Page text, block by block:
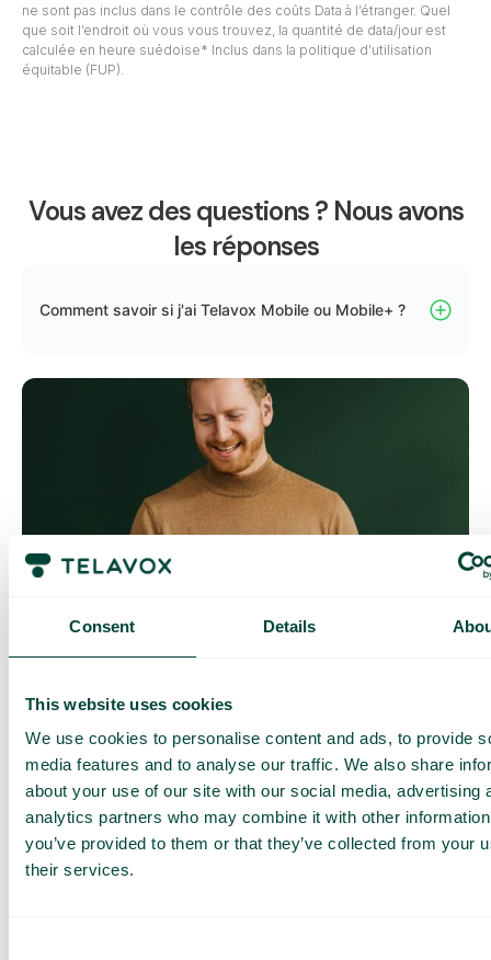
Consent Details
This website uses cookies
We use cookies to personalise content and ads, to provide
media features and to analyse our traffic. We also share
about your use of our site with our social media, advertising
analytics partners who may combine it with other
you’ve provided to them or that they’ve collected from your
their services.
ne sont pas inclus dans le contrôle des coûts Data à l’étranger. Quel
que soit l’endroit où vous vous trouvez, la quantité de data/jour est
calculée en heure suédoise* Inclus dans la politique d’utilisation
équitable (FUP).
Vous avez des questions ? Nous avons
les réponses
Comment savoir si j'ai Telavox Mobile ou Mobile+ ?
mieux contrôler vos coûts quotidiens lorsque vous surfez en
dehors de l’UE/EEE.
maximal prédéterminé. Une fois que vous avez consommé
cette quantité de data, vous recevez un SMS et avez la
possibilité d’acheter plus de data si nécessaire.
Comment ça marche